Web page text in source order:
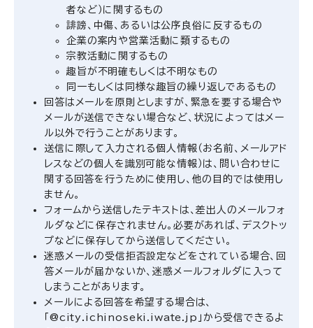
者など）に関するもの
誹謗、中傷、あるいは公序良俗に反するもの
企業の案内や営業活動に類するもの
宗教活動に関するもの
趣旨が不明確もしくは不明なもの
同一もしくは同様な趣旨の繰り返しであるもの
回答はメールを原則としますが、緊急を要する場合や
メールが送信できない場合など、状況によってはメー
ル以外で行うことがあります。
送信に際して入力される個人情報（お名前、メールアド
レスなどの個人を識別可能な情報）は、問い合わせに
関する回答を行うために使用し、他の目的では使用し
ません。
フォームから送信したテキストは、差出人のメールフォ
ルダなどに保存されません。必要があれば、デスクトッ
プなどに保存してから送信してください。
迷惑メールの受信拒否設定などをされている場合、回
答メールが届かないか、迷惑メールフォルダに入って
しまうことがあります。
メールによる回答を希望する場合は、
「@city.ichinoseki.iwate.jp」から受信できるよ